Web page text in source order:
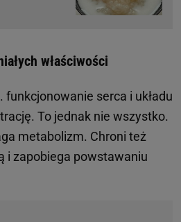
właściwości
serca i układu
To jednak nie wszystko.
metabolizm. Chroni też
i zapobiega powstawaniu